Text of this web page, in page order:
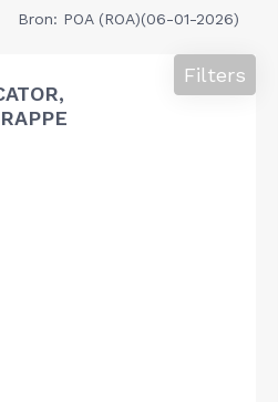
Bron: POA (ROA)(06-01-2026)
Filters